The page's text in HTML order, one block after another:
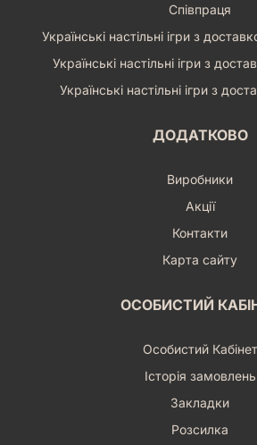
Співпраця
Українські настільні ігри з
Українські настільні ігри з
Українські настільні ігри з
ДОДАТКОВО
Виробники
Акції
Контакти
Карта сайту
ОСОБИСТИЙ
Особистий Кабінет
Історія замовлень
Закладки
Розсилка